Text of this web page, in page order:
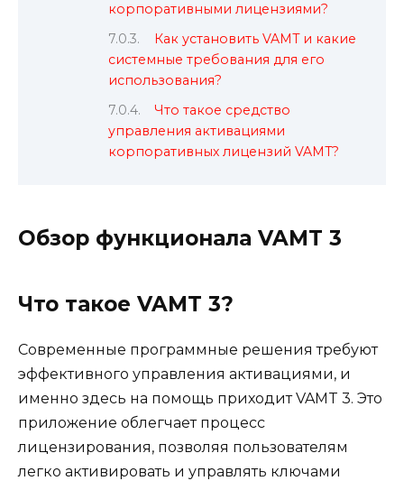
корпоративными лицензиями?
Как установить VAMT и какие
системные требования для его
использования?
Что такое средство
управления активациями
корпоративных лицензий VAMT?
Обзор функционала VAMT 3
Что такое VAMT 3?
Современные программные решения требуют
эффективного управления активациями, и
именно здесь на помощь приходит VAMT 3. Это
приложение облегчает процесс
лицензирования, позволяя пользователям
легко активировать и управлять ключами